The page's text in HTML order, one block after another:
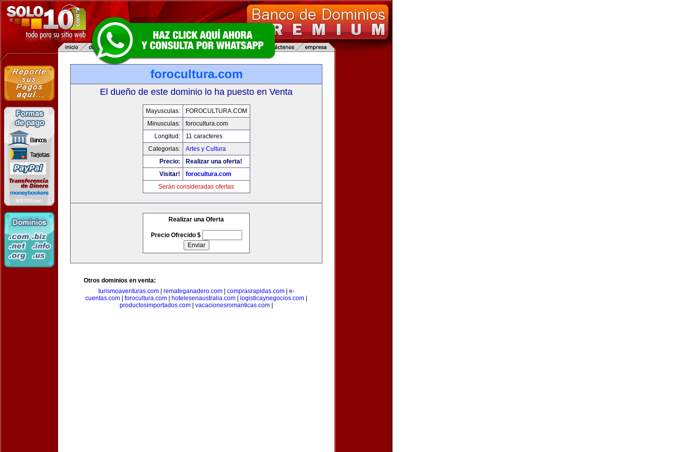
forocultura.com
El dueño de este dominio lo ha puesto en Venta
Mayusculas:
FOROCULTURA.COM
Minusculas:
forocultura.com
Longitud:
11 caracteres
Categorias:
Artes y Cultura
Precio:
Realizar una oferta!
Visitar!
forocultura.com
Serán consideradas ofertas
Realizar una Oferta
Precio Ofrecido $
Otros dominios en venta:
turismoaventuras.com| remateganadero.com| comprasrapidas.com| e-
cuentas.com
forocultura.com hotelesenaustralia.com logisticaynegocios.com
productosimportados.com
vacacionesromanticas.com